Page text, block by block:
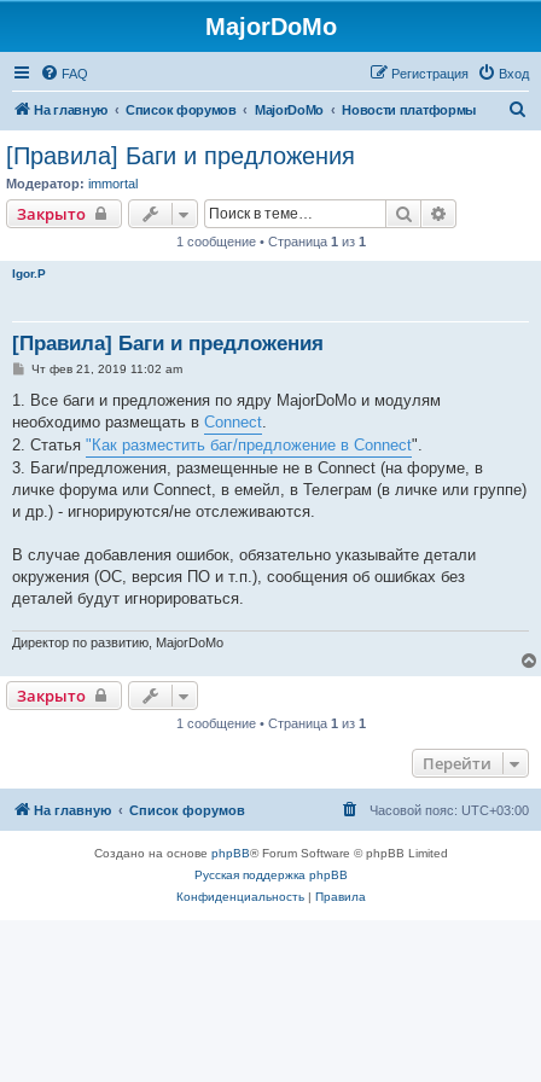
MajorDoMo
FAQ Вход
Регистрация
На главную Список форумов MajorDoMo Новости платформы
[Правила] Баги и предложения
Модератор: immortal
Закрыто Поиск
1 сообщение • Страница 1 из 1
Igor.P
[Правила] Баги и предложения
С
о
щ
е
н
и
Чт фев 21, 2019 11:02 am
1. Все баги и предложения по ядру MajorDoMo и модулям
необходимо размещать в Connect
2. Статья "Как разместить баг/предложение в Connect".
3. Баги/предложения, размещенные не в Connect (на форуме, в
личке форума или Connect, в емейл, в Телеграм (в личке или группе)
и др.) - игнорируются/не отслеживаются.
В случае добавления ошибок, обязательно указывайте детали
окружения (ОС, версия ПО и т.п.), сообщения об ошибках без
деталей будут игнорироваться.
Директор по развитию, MajorDoMo
Закрыто
1 сообщение • Страница 1 из 1
Перейти
На главную Список форумов Часовой пояс: UTC+03:00
Создано на основе phpBB® Forum Software © phpBB Limited
Русская поддержка phpBB
Конфиденциальность| Правила